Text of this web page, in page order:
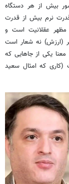
بیش از هر دستگاه
نرم بیش از قدرت
عقلانیت است و
(ارزش) نه شعار است
یکی از جاهایی که
(کاری که امثال سعید